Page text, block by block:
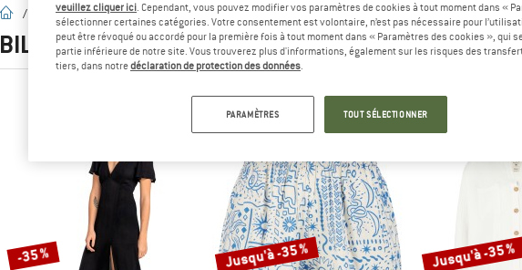
Page d'accueil
/ Marques / Billabong
BILLABONG(169)
-35 % Jusqu'à -35 % Jusqu'à -35 %
veuillez cliquer ici. Cependant, vous pouvez modifier vos paramètres de cookies à tout moment dans «
sélectionner certaines catégories. Votre consentement est volontaire, n’est pas nécessaire pour
peut être révoqué ou accordé pour la première fois à tout moment dans « Paramètres des cookies », qui
partie inférieure de notre site. Vous trouverez plus d'informations, également sur les risques des
tiers, dans notredéclaration de protection des données.
PARAMÈTRES TOUT SÉLECTIONNER